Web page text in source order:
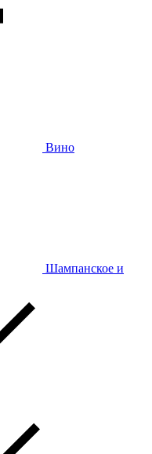
Вино
Шампанское и